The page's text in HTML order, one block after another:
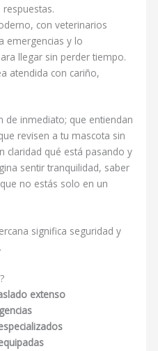
con veterinarios
emergencias y lo
llegar sin perder tiempo.
atendida con cariño,
de inmediato; que entiendan
revisen a tu mascota sin
claridad qué está pasando y
sentir tranquilidad, saber
no estás solo en un
significa seguridad y
extenso